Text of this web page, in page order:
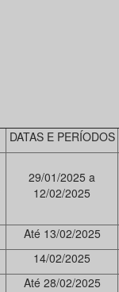
DATAS E PERÍODOS
29/01/2025 a
12/02/2025
Até 13/02/2025
14/02/2025
Até 28/02/2025